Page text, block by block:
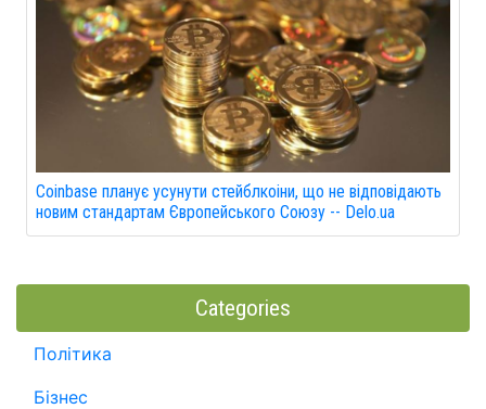
Coinbase планує усунути стейблкоіни, що не відповідають
новим стандартам Європейського Союзу -- Delo.ua
Categories
Політика
Бізнес